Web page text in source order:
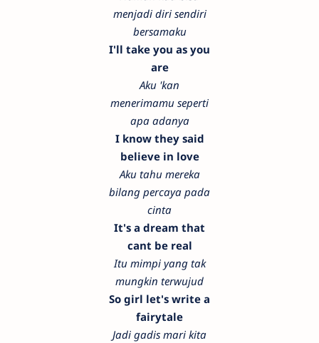
menjadi diri sendiri
bersamaku
I'll take you as you
are
Aku 'kan
menerimamu seperti
apa adanya
I know they said
believe in love
Aku tahu mereka
bilang percaya pada
cinta
It's a dream that
cant be real
Itu mimpi yang tak
mungkin terwujud
So girl let's write a
fairytale
Jadi gadis mari kita